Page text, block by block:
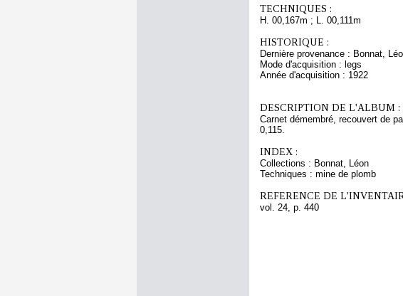
TECHNIQUES :
H. 00,167m ; L. 00,111m
HISTORIQUE :
Dernière provenance : Bonnat,
Mode d'acquisition : legs
Année d'acquisition : 1922
DESCRIPTION DE L'ALBUM :
Carnet démembré, recouvert de
0,115.
INDEX :
Collections : Bonnat, Léon
Techniques : mine de plomb
REFERENCE DE
vol. 24, p. 440